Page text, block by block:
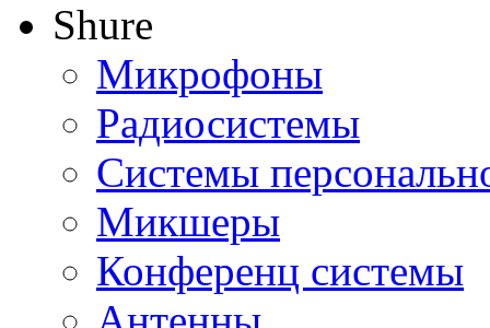
Shure
Микрофоны
Радиосистемы
Системы
Микшеры
Конференц системы